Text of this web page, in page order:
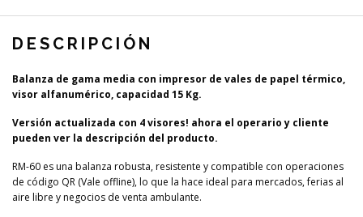
DESCRIPCIÓN
Balanza de gama media con impresor de vales de papel térmico,
visor alfanumérico, capacidad 15 Kg.
Versión actualizada con 4 visores! ahora el operario y cliente
pueden ver la descripción del producto.
RM-60 es una balanza robusta, resistente y compatible con operaciones
de código QR (Vale offline), lo que la hace ideal para mercados, ferias al
aire libre y negocios de venta ambulante.